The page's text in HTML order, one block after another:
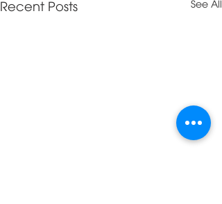
Recent Posts See All